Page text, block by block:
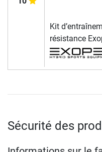
Kit
résistance
Sécurité des